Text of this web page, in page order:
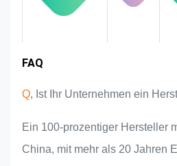
FAQ
Q, Ist Ihr Unternehmen ein
Ein 100-prozentiger Hersteller
China, mit mehr als 20 Jahren